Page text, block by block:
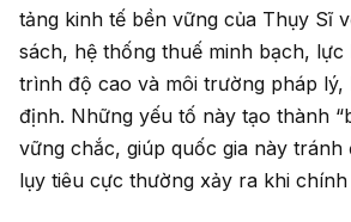
tảng kinh tế bền vững của Thụy Sĩ
sách, hệ thống thuế minh bạch,
trình độ cao và môi trường pháp lý,
định. Những yếu tố này tạo thành
vững chắc, giúp quốc gia này
lụy tiêu cực thường xảy ra khi